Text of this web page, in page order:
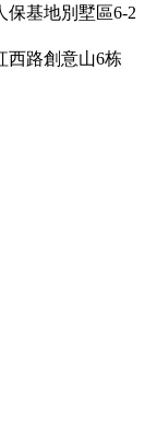
保基地別墅區6-2
西路創意山6栋